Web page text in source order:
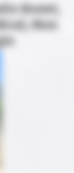
Bonet,
Mon